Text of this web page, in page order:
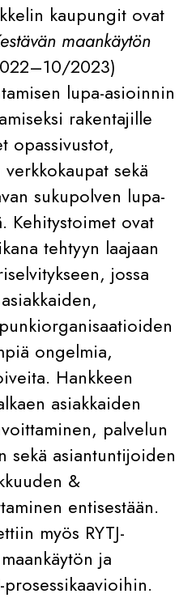
kaupungit ovat
maankäytön
2023)
lupa-asioinnin
rakentajille
opassivustot,
sekä
sukupolven lupa-
Kehitystoimet ovat
tehtyyn laajaan
jossa
ongelmia,
Hankkeen
asiakkaiden
palvelun
sekä asiantuntijoiden
&
entisestään.
myös RYTJ-
ja